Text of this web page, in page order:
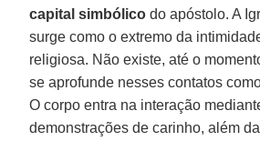
capital simbólico do apóstolo. A
surge como o extremo da
religiosa. Não existe, até o
se aprofunde nesses contatos
O corpo entra na interação
demonstrações de carinho, além